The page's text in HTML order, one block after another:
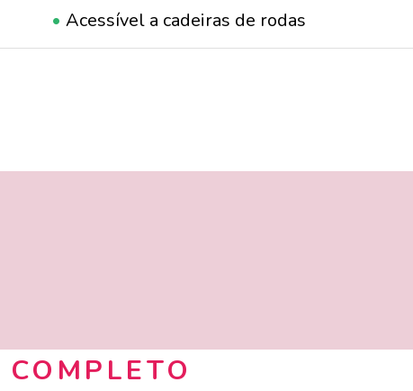
• Acessível a cadeiras de rodas